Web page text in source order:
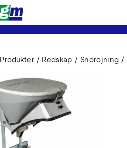
Produkter Redskap Snöröjning